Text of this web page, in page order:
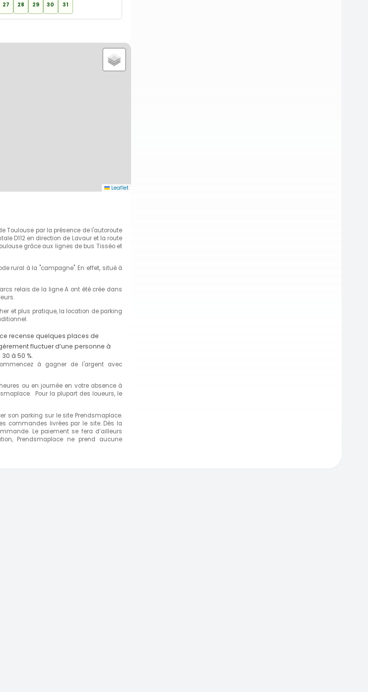
27 28 29 30 31
Leaflet
Toulouse par la présence de l'autoroute
D112 en direction de Lavaur et la route
grâce aux lignes de bus Tisséo et
rural à la "campagne". En effet, situé à
relais de la ligne A ont été crée dans
et plus pratique, la location de parking
recense quelques places de
fluctuer d’une personne à
à 50 %.
à gagner de l'argent avec
ou en journée en votre absence à
Pour la plupart des loueurs, le
son parking sur le site Prendsmaplace.
commandes livrées par le site. Dès la
Le paiement se fera d’ailleurs
Prendsmaplace ne prend aucune